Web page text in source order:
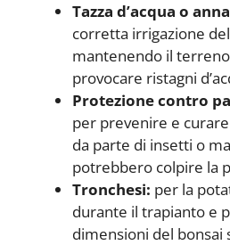
Tazza d’acqua o
corretta irrigazione
mantenendo il
provocare ristagni
Protezione contro
per prevenire e
da parte di insetti o
potrebbero colpire la
Tronchesi: per la
durante il trapianto e
dimensioni del